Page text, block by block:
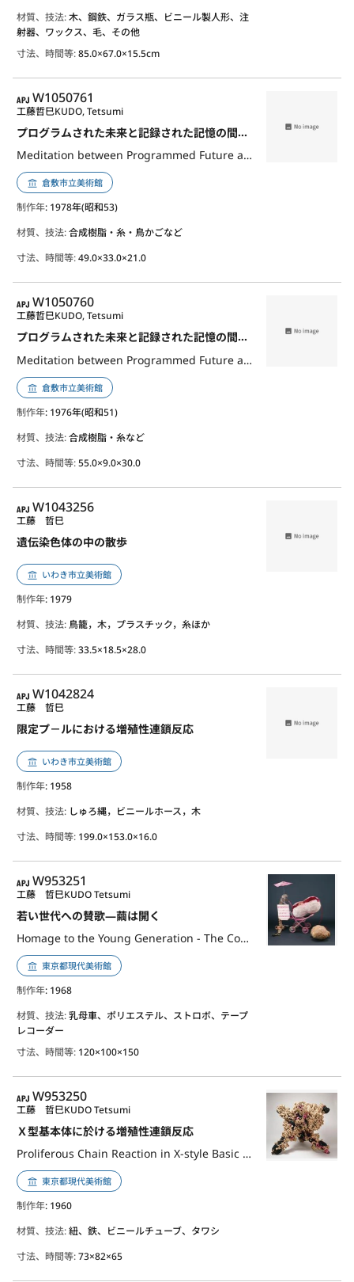
材質、技法:木、鋼鉄、ガラス瓶、ビニール製人形、注
射器、ワックス、毛、その他
寸法、時間等:85.0×67.0×15.5cm
APJ
W1050761
プログラムされた未来と記録された記憶の間での瞑想
Meditation between Programmed Future and Recorded Memory
工藤哲巳KUDO, Tetsumi
倉敷市立美術館
制作年: 1978年(昭和53)
材質、技法:合成樹脂・糸・鳥かごなど
寸法、時間等:49.0×33.0×21.0
APJ
W1050760
プログラムされた未来と記録された記憶の間での瞑想
Meditation between Programmed Future and Recorded Memory
工藤哲巳KUDO, Tetsumi
倉敷市立美術館
制作年: 1976年(昭和51)
材質、技法:合成樹脂・糸など
寸法、時間等:55.0×9.0×30.0
APJ
W1043256
遺伝染色体の中の散歩
工藤 哲巳
いわき市立美術館
制作年: 1979
材質、技法: 鳥籠，木，プラスチック，糸ほか
寸法、時間等:33.5×18.5×28.0
APJ
W1042824
限定プ－ルにおける増殖性連鎖反応
工藤 哲巳
いわき市立美術館
制作年: 1958
材質、技法: しゅろ縄，ビニールホース，木
寸法、時間等: 199.0×153.0×16.0
APJ
W953251
若い世代への賛歌—繭は開く
Homage to the Young Generation - The Cocoon Opens
工藤 哲巳KUDO Tetsumi
東京都現代美術館
制作年: 1968
材質、技法:乳母車、ポリエステル、ストロボ、テープ
レコーダー
寸法、時間等: 120×100×150
APJ
W953250
Ｘ型基本体に於ける増殖性連鎖反応
Proliferous Chain Reaction in X-style Basic Substance
工藤 哲巳KUDO Tetsumi
東京都現代美術館
制作年: 1960
材質、技法:紐、鉄、ビニールチューブ、タワシ
寸法、時間等:73×82×65